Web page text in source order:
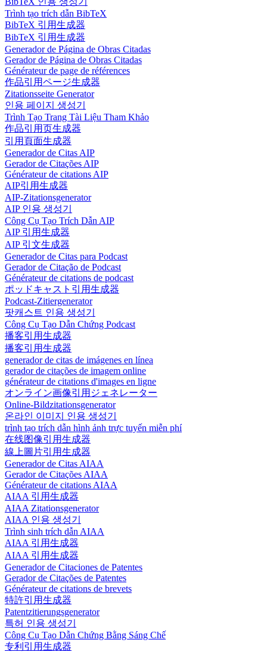
Trình tạo trích dẫn BibTeX
BibTeX 引用生成器
BibTeX 引用生成器
Generador de Página de Obras Citadas
Gerador de Página de Obras Citadas
Générateur de page de références
作品引用ページ生成器
Zitationsseite Generator
인용 페이지 생성기
Trình Tạo Trang Tài Liệu Tham Khảo
作品引用页生成器
引用頁面生成器
Generador de Citas AIP
Gerador de Citações AIP
Générateur de citations AIP
AIP引用生成器
AIP-Zitationsgenerator
AIP 인용 생성기
Công Cụ Tạo Trích Dẫn AIP
AIP 引用生成器
AIP 引文生成器
Generador de Citas para Podcast
Gerador de Citação de Podcast
Générateur de citations de podcast
ポッドキャスト引用生成器
Podcast-Zitiergenerator
팟캐스트 인용 생성기
Công Cụ Tạo Dẫn Chứng Podcast
播客引用生成器
播客引用生成器
generador de citas de imágenes en línea
gerador de citações de imagem online
générateur de citations d'images en ligne
オンライン画像引用ジェネレーター
Online-Bildzitationsgenerator
온라인 이미지 인용 생성기
trình tạo trích dẫn hình ảnh trực tuyến miễn phí
在线图像引用生成器
線上圖片引用生成器
Generador de Citas AIAA
Gerador de Citações AIAA
Générateur de citations AIAA
AIAA 引用生成器
AIAA Zitationsgenerator
AIAA 인용 생성기
Trình sinh trích dẫn AIAA
AIAA 引用生成器
AIAA 引用生成器
Generador de Citaciones de Patentes
Gerador de Citações de Patentes
Générateur de citations de brevets
特許引用生成器
Patentzitierungsgenerator
특허 인용 생성기
Công Cụ Tạo Dẫn Chứng Bằng Sáng Chế
专利引用生成器